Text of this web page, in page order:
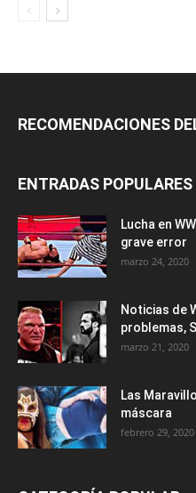
RECOMENDACIONES
ENTRADAS POPULARES
Lucha en
grave error
marzo 24, 2020
Noticias de
problemas,
marzo 21, 2020
Las
máscara
febrero 29, 2020